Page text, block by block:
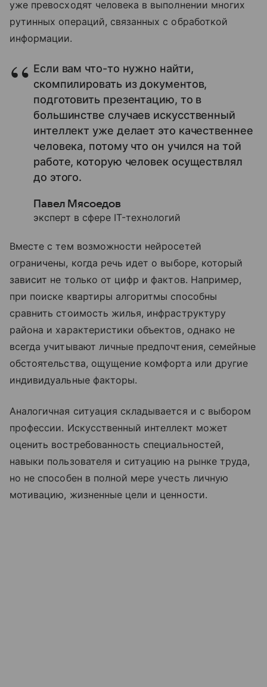
уже превосходят человека в выполнении многих
рутинных операций, связанных с обработкой
информации.
Если вам что-то нужно найти,
скомпилировать из документов,
подготовить презентацию, то в
большинстве случаев искусственный
интеллект уже делает это качественнее
человека, потому что он учился на той
работе, которую человек осуществлял
до этого.
Павел Мясоедов
эксперт в сфере IT-технологий
Вместе с тем возможности нейросетей
ограничены, когда речь идет о выборе, который
зависит не только от цифр и фактов. Например,
при поиске квартиры алгоритмы способны
сравнить стоимость жилья, инфраструктуру
района и характеристики объектов, однако не
всегда учитывают личные предпочтения, семейные
обстоятельства, ощущение комфорта или другие
индивидуальные факторы.
Аналогичная ситуация складывается и с выбором
профессии. Искусственный интеллект может
оценить востребованность специальностей,
навыки пользователя и ситуацию на рынке труда,
но не способен в полной мере учесть личную
мотивацию, жизненные цели и ценности.